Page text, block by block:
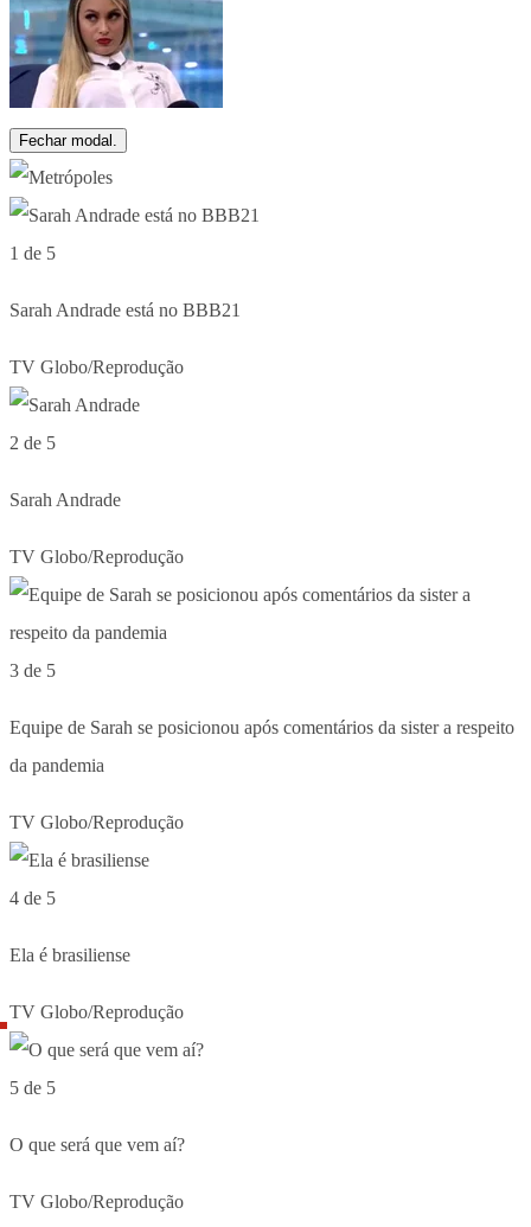
Fechar modal.
1 de 5
Sarah Andrade está no BBB21
TV Globo/Reprodução
2 de 5
Sarah Andrade
TV Globo/Reprodução
3 de 5
Equipe de Sarah se posicionou após comentários da sister a respeito
da pandemia
TV Globo/Reprodução
4 de 5
Ela é brasiliense
TV Globo/Reprodução
5 de 5
O que será que vem aí?
TV Globo/Reprodução